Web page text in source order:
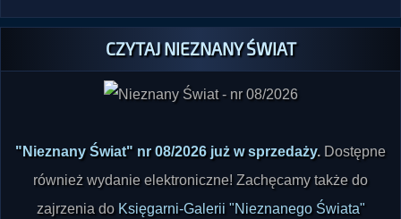
CZYTAJ NIEZNANY ŚWIAT
"Nieznany Świat" nr 08/2026 już w sprzedaży. Dostępne
również wydanie elektroniczne! Zachęcamy także do
zajrzenia do Księgarni-Galerii "Nieznanego Świata"